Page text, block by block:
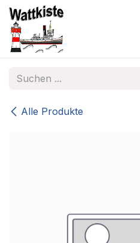
Zum Inhalt springen
Alle Produkte